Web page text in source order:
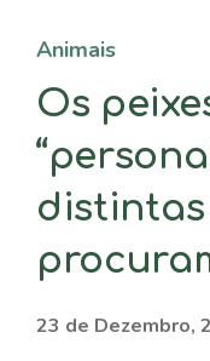
Animais
Os
23 de Dezembro,